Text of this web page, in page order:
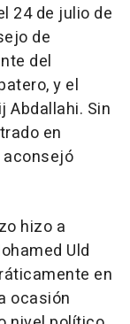
24 de julio de
de
del
y el
Abdallahi. Sin
en
aconsejó
hizo a
Uld
en
ocasión